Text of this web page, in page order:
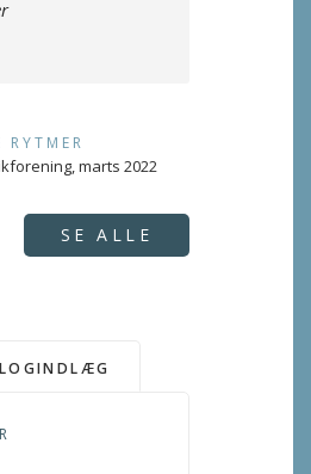
marts 2022
SE ALLE